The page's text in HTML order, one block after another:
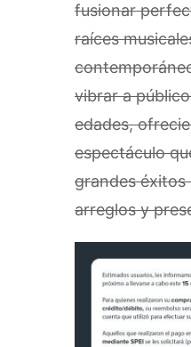
fusionar
raíces
vibrar a
edades,
espectáculo
grandes éxitos
arreglos y